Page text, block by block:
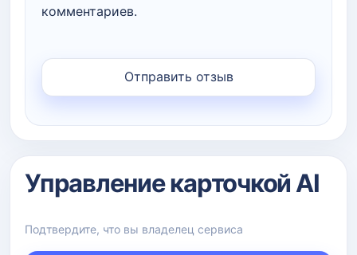
комментариев.
Управление карточкой AI
Подтвердите, что вы владелец сервиса